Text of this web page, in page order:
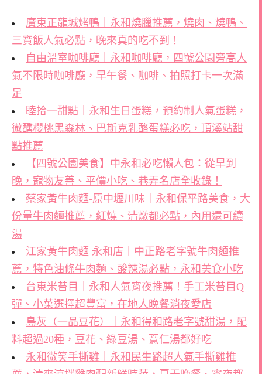
廣東正龍城烤鴨｜永和燒臘推薦，燒肉、燒鴨、
三寶飯人氣必點，晚來真的吃不到！
自由溫室咖啡廳｜永和咖啡廳，四號公園旁高人
氣不限時咖啡廳，早午餐、咖啡、拍照打卡一次滿
足
睦拾一甜點｜永和生日蛋糕，預約制人氣蛋糕，
微醺櫻桃黑森林、巴斯克乳酪蛋糕必吃，頂溪站甜
點推薦
【四號公園美食】中永和必吃懶人包：從早到
晚，寵物友善、平價小吃、巷弄名店全收錄！
蔡家黃牛肉麵-原中壢川味｜永和保平路美食，大
份量牛肉麵推薦，紅燒、清燉都必點，內用還可續
湯
江家黃牛肉麵 永和店｜中正路老字號牛肉麵推
薦，特色油條牛肉麵、酸辣湯必點，永和美食小吃
台東米苔目｜永和人氣宵夜推薦！手工米苔目Q
彈、小菜選擇超豐富，在地人晚餐消夜愛店
島灰（一品豆花）｜永和得和路老字號甜湯，配
料超過20種，豆花、綠豆湯、薏仁湯都好吃
永和微笑手撕雞｜永和民生路超人氣手撕雞推